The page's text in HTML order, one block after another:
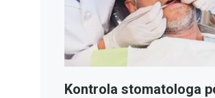
Kontrola stomatologa